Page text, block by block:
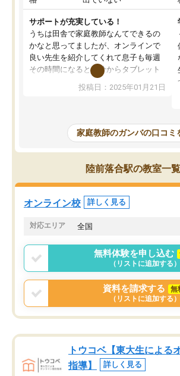
サポートが充実している！
うちは田舎で家庭教師なんてできるの
かなと思ってましたが、オンラインで
良い先生を紹介してくれて息子も毎週
その時間になると自分からタブレット
を開いてzoomを繋げるようになりまし
た！5科目なんでもOKなのもとても気
めて1年ほどだった今では平均点以上の
科目が増えてきました！あと1年受験ま
であるので無料の週末教室を使用しな
がら頑張って欲しいと思います！
投稿日：2025年01月21日
家庭教師のガンバの口コミ
陸前落合駅の教室一覧
オンライン校 詳しく見る
対応エリア 全国
無料体験を申し込む
（リストに追加する）
資料を請求する
無
（リストに追加する）
トウコベ【東大生による
指導】
詳しく見る